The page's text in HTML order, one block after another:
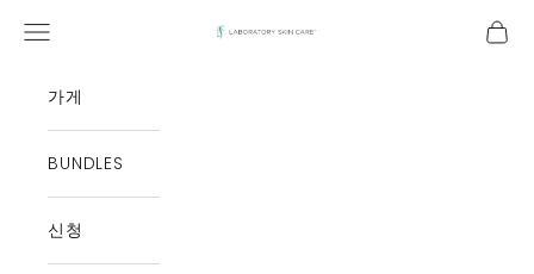
Laboratory Skin Care
탐색 메뉴 열기 장바
가게
BUNDLES
신청